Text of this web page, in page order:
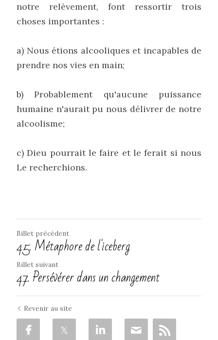
notre relèvement, font ressortir trois
choses importantes :
a) Nous étions alcooliques et incapables de
prendre nos vies en main;
b) Probablement qu'aucune puissance
humaine n'aurait pu nous délivrer de notre
alcoolisme;
c) Dieu pourrait le faire et le ferait si nous
Le recherchions.
Billet précédent
45. Métaphore de l'iceberg
Billet suivant
47. Persévérer dans un changement
Revenir au site